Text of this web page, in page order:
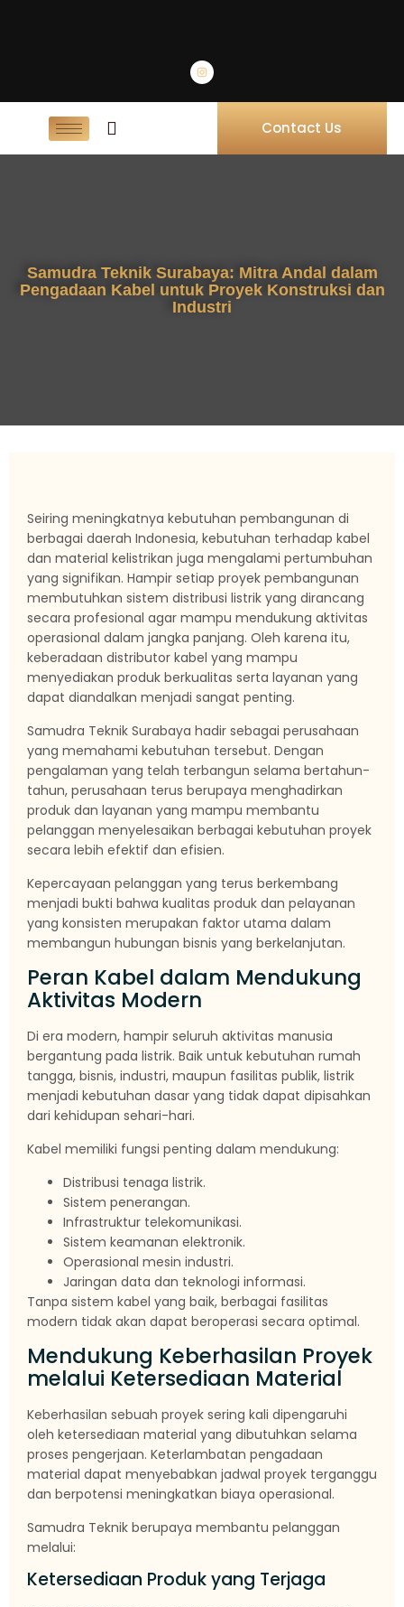
Contact Us
Samudra Teknik Surabaya: Mitra Andal dalam
Pengadaan Kabel untuk Proyek Konstruksi dan
Industri
Seiring meningkatnya kebutuhan pembangunan di
berbagai daerah Indonesia, kebutuhan terhadap kabel
dan material kelistrikan juga mengalami pertumbuhan
yang signifikan. Hampir setiap proyek pembangunan
membutuhkan sistem distribusi listrik yang dirancang
secara profesional agar mampu mendukung aktivitas
operasional dalam jangka panjang. Oleh karena itu,
keberadaan distributor kabel yang mampu
menyediakan produk berkualitas serta layanan yang
dapat diandalkan menjadi sangat penting.
Samudra Teknik Surabaya hadir sebagai perusahaan
yang memahami kebutuhan tersebut. Dengan
pengalaman yang telah terbangun selama bertahun-
tahun, perusahaan terus berupaya menghadirkan
produk dan layanan yang mampu membantu
pelanggan menyelesaikan berbagai kebutuhan proyek
secara lebih efektif dan efisien.
Kepercayaan pelanggan yang terus berkembang
menjadi bukti bahwa kualitas produk dan pelayanan
yang konsisten merupakan faktor utama dalam
membangun hubungan bisnis yang berkelanjutan.
Peran Kabel dalam Mendukung
Aktivitas Modern
Di era modern, hampir seluruh aktivitas manusia
bergantung pada listrik. Baik untuk kebutuhan rumah
tangga, bisnis, industri, maupun fasilitas publik, listrik
menjadi kebutuhan dasar yang tidak dapat dipisahkan
dari kehidupan sehari-hari.
Kabel memiliki fungsi penting dalam mendukung:
Distribusi tenaga listrik.
Sistem penerangan.
Infrastruktur telekomunikasi.
Sistem keamanan elektronik.
Operasional mesin industri.
Jaringan data dan teknologi informasi.
Tanpa sistem kabel yang baik, berbagai fasilitas
modern tidak akan dapat beroperasi secara optimal.
Mendukung Keberhasilan Proyek
melalui Ketersediaan Material
Keberhasilan sebuah proyek sering kali dipengaruhi
oleh ketersediaan material yang dibutuhkan selama
proses pengerjaan. Keterlambatan pengadaan
material dapat menyebabkan jadwal proyek terganggu
dan berpotensi meningkatkan biaya operasional.
Samudra Teknik berupaya membantu pelanggan
melalui:
Ketersediaan Produk yang Terjaga